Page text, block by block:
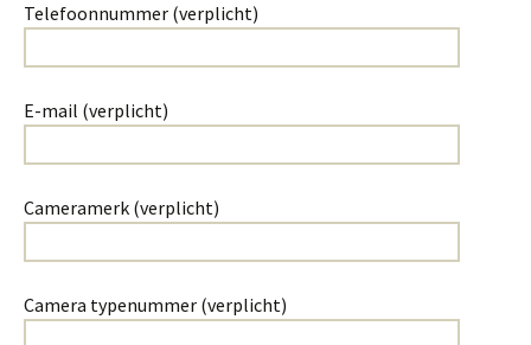
Telefoonnummer (verplicht)
E-mail (verplicht)
Cameramerk (verplicht)
Camera typenummer (verplicht)